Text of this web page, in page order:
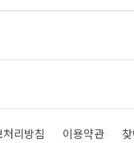
리방침 이용약관